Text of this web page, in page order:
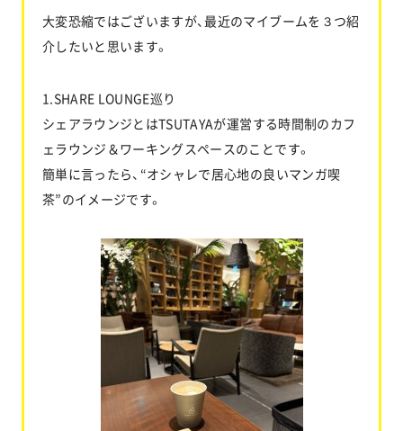
大変恐縮ではございますが、最近のマイブームを３つ紹
介したいと思います。
1.SHARE LOUNGE巡り
シェアラウンジとはTSUTAYAが運営する時間制のカフ
ェラウンジ＆ワーキングスペースのことです。
簡単に言ったら、“オシャレで居心地の良いマンガ喫
茶”のイメージです。